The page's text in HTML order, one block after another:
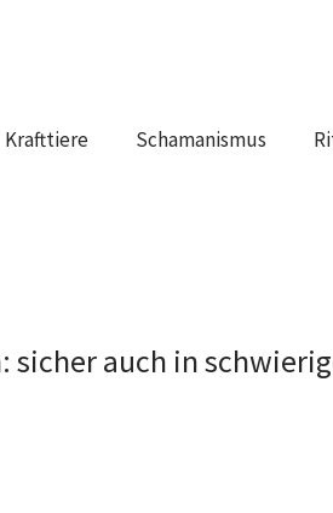
Krafttiere Schamanismus
sicher auch in